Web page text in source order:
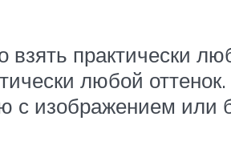
практически
любой
с изображением или